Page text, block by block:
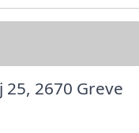
2670 Greve